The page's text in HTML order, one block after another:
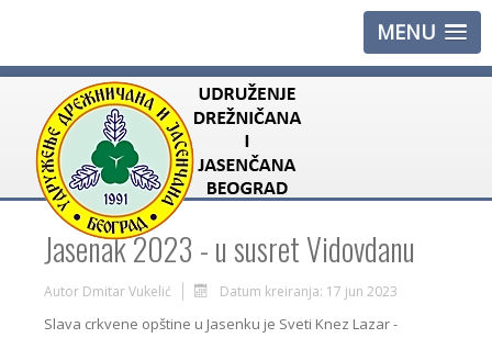
MENU
Jasenak 2023 - u susret Vidovdanu
Autor Dmitar Vukelić Datum kreiranja: 17 jun 2023
Slava crkvene opštine u Jasenku je Sveti Knez Lazar -